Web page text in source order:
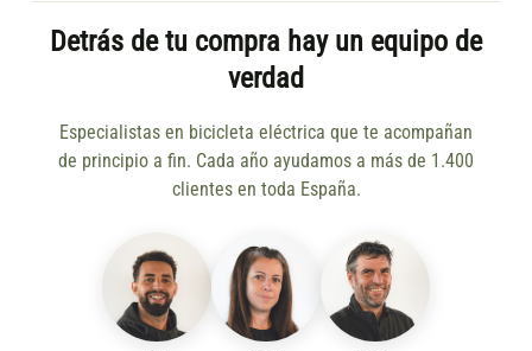
Detrás de tu compra hay un equipo de
verdad
Especialistas en bicicleta eléctrica que te acompañan
de principio a fin. Cada año ayudamos a más de 1.400
clientes en toda España.